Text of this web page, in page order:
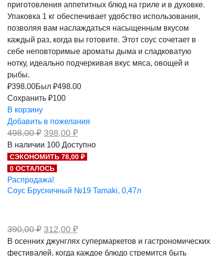
приготовления аппетитных блюд на гриле и в духовке.
Упаковка 1 кг обеспечивает удобство использования,
позволяя вам наслаждаться насыщенным вкусом
каждый раз, когда вы готовите. Этот соус сочетает в
себе неповторимые ароматы дыма и сладковатую
нотку, идеально подчеркивая вкус мяса, овощей и
рыбы.
₽398.00Был ₽498.00
Сохранить ₽100
В корзину
Добавить в пожелания
498,00₽ Первоначальная
цена
составляла
498,00 ₽.
398,00 ₽Текущая
398,00 ₽.
В наличии 100 Доступно
СЭКОНОМИТЬ 78,00 ₽
0 ОСТАЛОСЬ
Распродажа!
Соус Брусничный №19 Tamaki, 0,47л
390,00₽ Первоначальная
составляла
390,00 ₽.
312,00 ₽Текущая
312,00 ₽.
В осенних джунглях супермаркетов и гастрономических
фестивалей, когда каждое блюдо стремится быть